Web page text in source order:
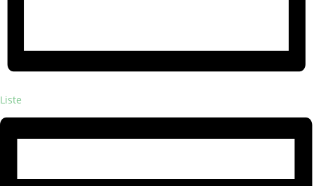
Liste